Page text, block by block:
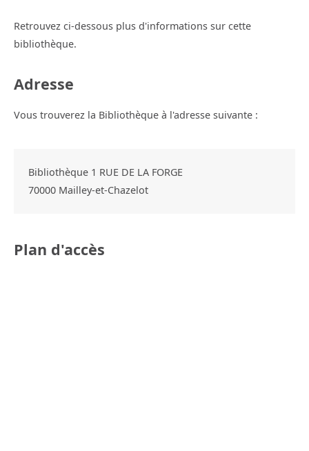
Retrouvez ci-dessous plus d'informations sur cette
bibliothèque.
Adresse
Vous trouverez la Bibliothèque à l'adresse suivante :
Bibliothèque 1 RUE DE LA FORGE
70000 Mailley-et-Chazelot
Plan d'accès